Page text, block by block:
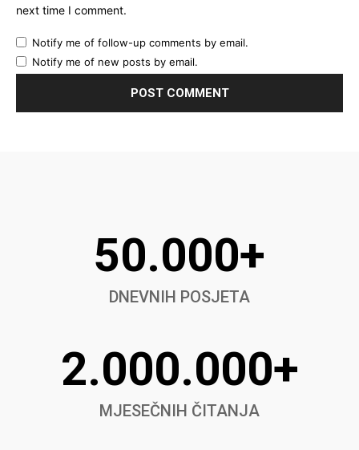
next time I comment.
Notify me of follow-up comments by email.
Notify me of new posts by email.
50.000+
DNEVNIH POSJETA
2.000.000+
MJESEČNIH ČITANJA